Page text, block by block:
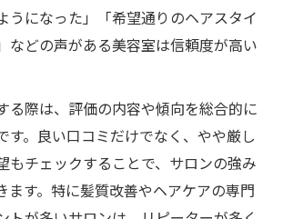
うになった」「希望通りのヘアスタイ
などの声がある美容室は信頼度が高い
る際は、評価の内容や傾向を総合的に
す。良い口コミだけでなく、やや厳し
もチェックすることで、サロンの強み
ます。特に髪質改善やヘアケアの専門